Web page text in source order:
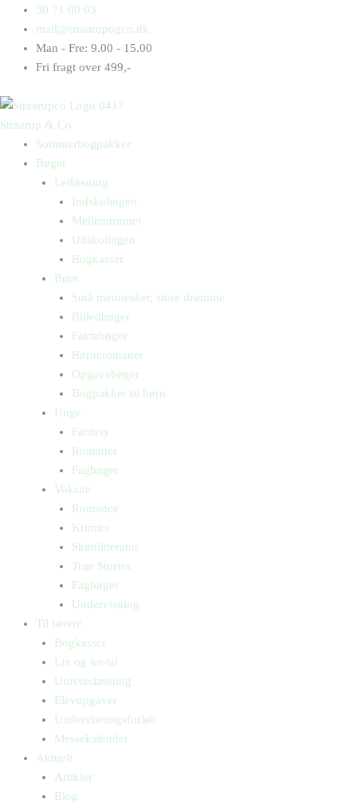
indholdet
30 71 00 03
mail@straarupogco.dk
Man - Fre: 9.00 - 15.00
Fri fragt over 499,-
Straarup & Co
Sommerbogpakker
Bøger
Letlæsning
Indskolingen
Mellemtrinnet
Udskolingen
Bogkasser
Børn
Små mennesker, store drømme
Billedbøger
Faktabøger
Børneromaner
Opgavebøger
Bogpakker til børn
Unge
Fantasy
Romaner
Fagbøger
Voksne
Romance
Krimier
Skønlitteratur
True Stories
Fagbøger
Undervisning
Til lærere
Bogkasser
Lix og let-tal
Universlæsning
Elevopgaver
Undervisningsforløb
Messekalender
Aktuelt
Artikler
Blog
Products
search
Products
search
Blåhvalen